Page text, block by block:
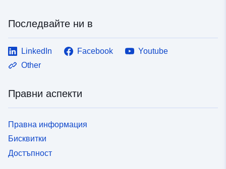
Последвайте ни в
LinkedIn Facebook
Youtube
Other
Правни аспекти
Правна информация
Бисквитки
Достъпност